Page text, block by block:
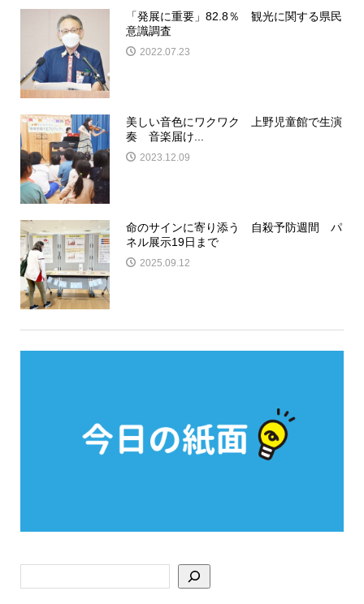
「発展に重要」82.8％ 観光に関する県民
意識調査
2022.07.23
美しい音色にワクワク 上野児童館で生演
奏 音楽届け...
2023.12.09
命のサインに寄り添う 自殺予防週間 パ
ネル展示19日まで
2025.09.12